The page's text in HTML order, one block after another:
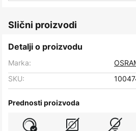
Slični proizvodi
Detalji o proizvodu
Marka:
SKU:
Prednosti proizvoda